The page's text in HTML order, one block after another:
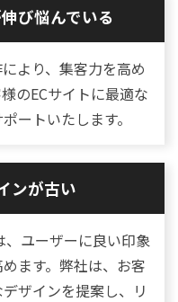
び悩んでいる
より、集客力を高め
のECサイトに最適な
ートいたします。
ンが古い
、ユーザーに良い印象
ます。弊社は、お客
ザインを提案し、リ